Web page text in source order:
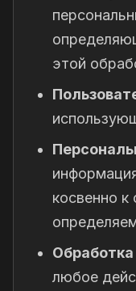
этой
косвенно к
любое